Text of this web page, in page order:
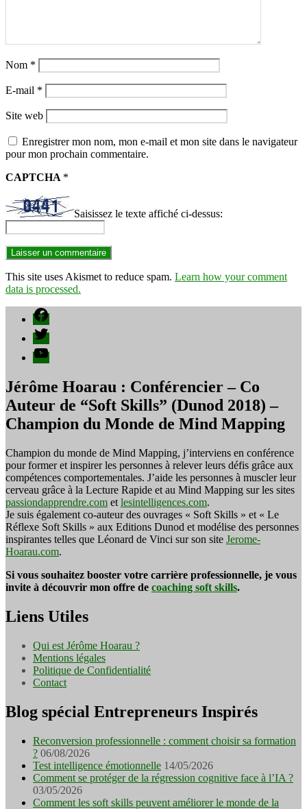
Nom *
E-mail *
Site web
Enregistrer mon nom, mon e-mail et mon site dans le navigateur
pour mon prochain commentaire.
CAPTCHA *
Saisissez le texte affiché ci-dessus:
This site uses Akismet to reduce spam. Learn how your comment
data is processed.
Facebook
Twitter
YouTube
Jérôme Hoarau : Conférencier – Co
Auteur de “Soft Skills” (Dunod 2018) –
Champion du Monde de Mind Mapping
Champion du monde de Mind Mapping, j’interviens en conférence
pour former et inspirer les personnes à relever leurs défis grâce aux
compétences comportementales. J’aide les personnes à muscler leur
cerveau grâce à la Lecture Rapide et au Mind Mapping sur les sites
passiondapprendre.com et lesintelligences.com.
Je suis également co-auteur des ouvrages « Soft Skills » et « Le
Réflexe Soft Skills » aux Editions Dunod et modélise des personnes
inspirantes telles que Léonard de Vinci sur son site Jerome-
Hoarau.com.
Si vous souhaitez booster votre carrière professionnelle, je vous
invite à découvrir mon offre de coaching soft skills.
Liens Utiles
Qui est Jérôme Hoarau ?
Mentions légales
Politique de Confidentialité
Contact
Blog spécial Entrepreneurs Inspirés
Reconversion professionnelle : comment choisir sa formation
? 06/08/2026
Test intelligence émotionnelle 14/05/2026
Comment se protéger de la régression cognitive face à l’IA ?
03/05/2026
Comment les soft skills peuvent améliorer le monde de la